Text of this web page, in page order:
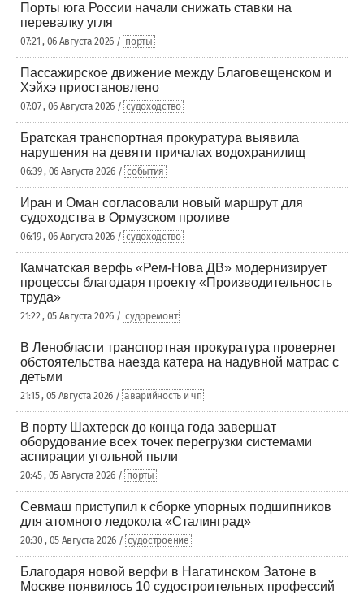
Порты юга России начали снижать ставки на
перевалку угля
07:21 , 06 Августа 2026 / порты
Пассажирское движение между Благовещенском и
Хэйхэ приостановлено
07:07 , 06 Августа 2026 / судоходство
Братская транспортная прокуратура выявила
нарушения на девяти причалах водохранилищ
06:39 , 06 Августа 2026 / события
Иран и Оман согласовали новый маршрут для
судоходства в Ормузском проливе
06:19 , 06 Августа 2026 / судоходство
Камчатская верфь «Рем-Нова ДВ» модернизирует
процессы благодаря проекту «Производительность
труда»
21:22 , 05 Августа 2026 / судоремонт
В Ленобласти транспортная прокуратура проверяет
обстоятельства наезда катера на надувной матрас с
детьми
21:15 , 05 Августа 2026 / аварийность и чп
В порту Шахтерск до конца года завершат
оборудование всех точек перегрузки системами
аспирации угольной пыли
20:45 , 05 Августа 2026 / порты
Севмаш приступил к сборке упорных подшипников
для атомного ледокола «Сталинград»
20:30 , 05 Августа 2026 / судостроение
Благодаря новой верфи в Нагатинском Затоне в
Москве появилось 10 судостроительных профессий